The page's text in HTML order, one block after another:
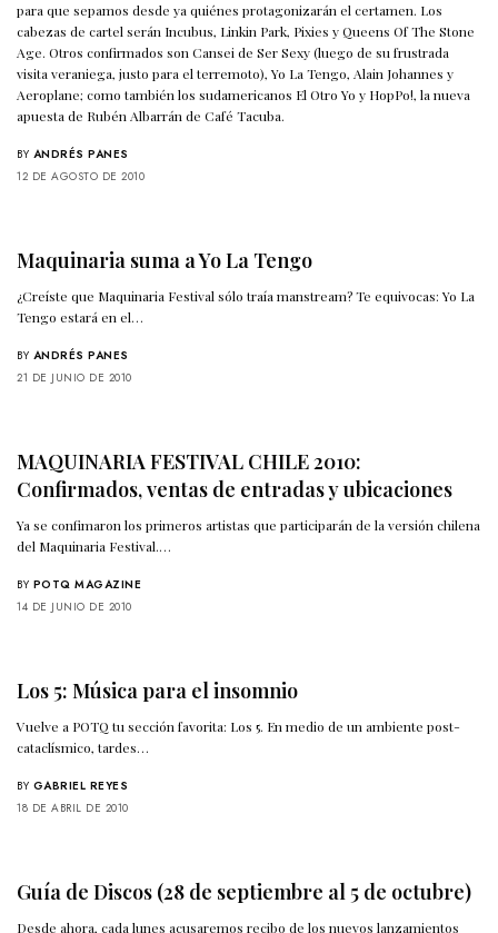
para que sepamos desde ya quiénes protagonizarán el certamen. Los
cabezas de cartel serán Incubus, Linkin Park, Pixies y Queens Of The Stone
Age. Otros confirmados son Cansei de Ser Sexy (luego de su frustrada
visita veraniega, justo para el terremoto), Yo La Tengo, Alain Johannes y
Aeroplane; como también los sudamericanos El Otro Yo y HopPo!, la nueva
apuesta de Rubén Albarrán de Café Tacuba.
BY ANDRÉS PANES
12 DE AGOSTO DE 2010
Maquinaria suma a Yo La Tengo
¿Creíste que Maquinaria Festival sólo traía manstream? Te equivocas: Yo La
Tengo estará en el…
BY ANDRÉS PANES
21 DE JUNIO DE 2010
MAQUINARIA FESTIVAL CHILE 2010:
Confirmados, ventas de entradas y ubicaciones
Ya se confimaron los primeros artistas que participarán de la versión chilena
del Maquinaria Festival.…
BY POTQ MAGAZINE
14 DE JUNIO DE 2010
Los 5: Música para el insomnio
Vuelve a POTQ tu sección favorita: Los 5. En medio de un ambiente post-
cataclísmico, tardes…
BY GABRIEL REYES
18 DE ABRIL DE 2010
Guía de Discos (28 de septiembre al 5 de octubre)
Desde ahora, cada lunes acusaremos recibo de los nuevos lanzamientos